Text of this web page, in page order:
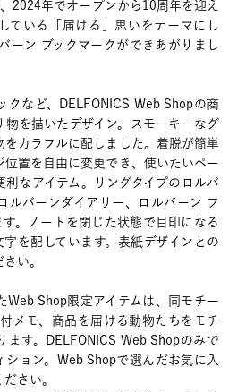
2024年でオープンから10周年を迎え
ている「届ける」思いをテーマにし
ーン ブックマークができあがりまし
クなど、DELFONICS Web Shopの商
物を描いたデザイン。スモーキーなグ
をカラフルに配しました。着脱が簡単
位置を自由に変更でき、使いたいペー
利なアイテム。リングタイプのロルバ
ルバーンダイアリー、ロルバーン フ
す。ノートを閉じた状態で目印になる
字を配しています。表紙デザインとの
い。
Web Shop限定アイテムは、同モチー
メモ、商品を届ける動物たちをモチ
ます。DELFONICS Web Shopのみで
ション。Web Shopで選んだお気に入
さい。